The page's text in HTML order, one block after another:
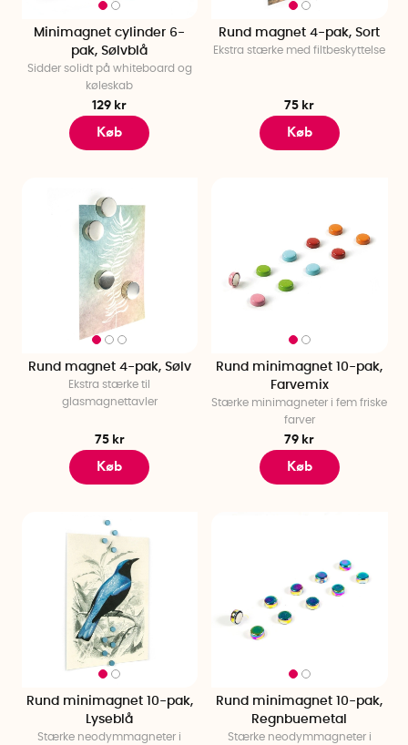
Minimagnet cylinder 6-
pak, Sølvblå
Sidder solidt på whiteboard og
køleskab
129 kr
Køb
Rund magnet 4-pak, Sort
Ekstra stærke med filtbeskyttelse
75 kr
Køb
Rund magnet 4-pak, Sølv
Ekstra stærke til
glasmagnettavler
75 kr
Køb
Rund minimagnet 10-pak,
Farvemix
Stærke minimagneter i fem friske
farver
79 kr
Køb
Rund minimagnet 10-pak,
Lyseblå
Stærke neodymmagneter i
Rund minimagnet 10-pak,
Regnbuemetal
Stærke neodymmagneter i